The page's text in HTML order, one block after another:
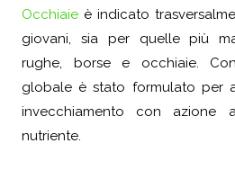
Occhiaie è indicato
giovani, sia per quelle più
rughe, borse e occhiaie.
globale è stato formulato per
invecchiamento con azione
nutriente.